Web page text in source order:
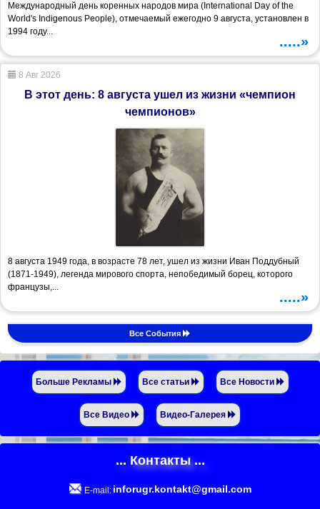
Международный день коренных народов мира (International Day of the
World's Indigenous People), отмечаемый ежегодно 9 августа, установлен в
1994 году...
.....»
8 Авг 2026
В этот день: 8 августа ушел из жизни «чемпион
чемпионов»
8 августа 1949 года, в возрасте 78 лет, ушел из жизни Иван Поддубный
(1871-1949), легенда мирового спорта, непобедимый борец, которого
французы,...
.....»
Все События
Больше Рекламы Все статьи Все Новости
Все Видео Видео-Галерея
... Контакты ...
E-mail: inforugr.kontakt@gmail.com